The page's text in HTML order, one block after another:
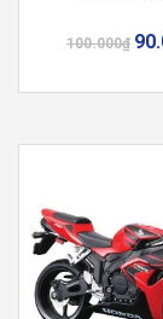
100.000₫